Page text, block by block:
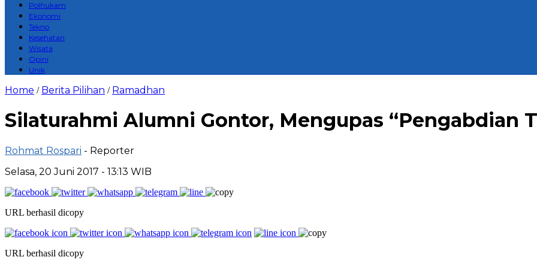
Polhukam
Ekonomi
Tekno
Kesehatan
Wisata
Opini
Unik
Home / Berita Pilihan / Ramadhan
Silaturahmi Alumni Gontor, Mengupas “Pengabdian
Rohmat Rospari - Reporter
Selasa, 20 Juni 2017 - 13:13 WIB
URL berhasil dicopy
URL berhasil dicopy